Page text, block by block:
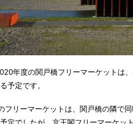
年度の関戸橋フリーマーケットは
予定です。
フリーマーケットは、関戸橋の隣で
定でしたが、京王閣フリーマーケッ